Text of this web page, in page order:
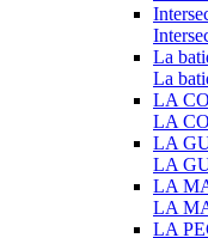
La
La
LA
LA
LA
LA
LA
LA
LA